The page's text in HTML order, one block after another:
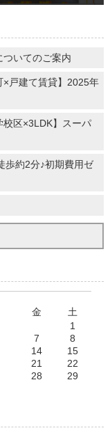
ついてのご案内
×戸建て賃貸】2025年
校区×3LDK】スーパ
歩約2分♪初期費用ゼ
金
土
1
7
8
14
15
21
22
28
29